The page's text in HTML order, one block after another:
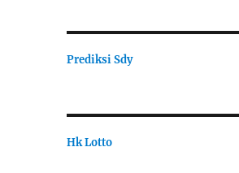
Prediksi Sdy
Hk Lotto